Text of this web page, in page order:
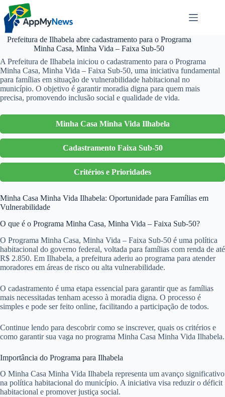
Pular
para
conteúdo
Prefeitura de Ilhabela abre cadastramento para o Programa
Minha Casa, Minha Vida – Faixa Sub-50
A Prefeitura de Ilhabela iniciou o cadastramento para o Programa
Minha Casa, Minha Vida – Faixa Sub-50, uma iniciativa fundamental
para famílias em situação de vulnerabilidade habitacional no
município. O objetivo é garantir moradia digna para quem mais
precisa, promovendo inclusão social e qualidade de vida.
Minha Casa Minha Vida Ilhabela
Cadastramento Faixa Sub-50
Critérios e Prioridades
Minha Casa Minha Vida Ilhabela: Oportunidade para Famílias em
Vulnerabilidade
O que é o Programa Minha Casa, Minha Vida – Faixa Sub-50?
O Programa Minha Casa, Minha Vida – Faixa Sub-50 é uma política
habitacional do governo federal, voltada para famílias com renda de até
R$ 2.850. Em Ilhabela, a prefeitura aderiu ao programa para atender
moradores em áreas de risco ou alta vulnerabilidade.
O cadastramento é uma etapa essencial para garantir que as famílias
mais necessitadas tenham acesso à moradia digna. O processo é
simples e pode ser feito online, facilitando a participação de todos.
Continue lendo para descobrir como se inscrever, quais os critérios e
como garantir sua vaga no programa Minha Casa Minha Vida Ilhabela.
Importância do Programa para Ilhabela
O Minha Casa Minha Vida Ilhabela representa um avanço significativo
na política habitacional do município. A iniciativa visa reduzir o déficit
habitacional e promover justiça social.